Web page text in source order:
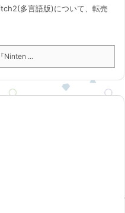
多言語版)について、転売
...